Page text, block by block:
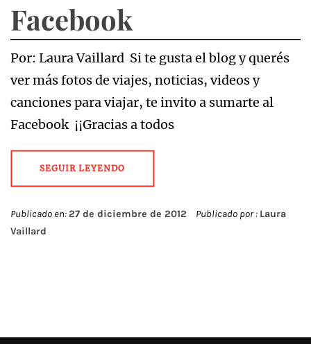
Facebook
Por: Laura Vaillard Si te gusta el blog y querés
ver más fotos de viajes, noticias, videos y
canciones para viajar, te invito a sumarte al
Facebook ¡¡Gracias a todos
SEGUIR LEYENDO
Publicado en:27 de diciembre de 2012 Publicado por : Laura
Vaillard